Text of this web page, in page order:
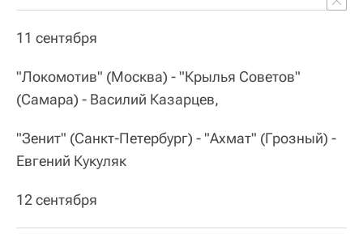
11 сентября
"Локомотив" (Москва) - "Крылья Советов"
(Самара) - Василий Казарцев,
"Зенит" (Санкт-Петербург) - "Ахмат" (Грозный) -
Евгений Кукуляк
12 сентября